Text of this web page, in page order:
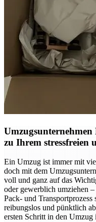
zu Ihrem stressfreien
Ein Umzug ist immer mit
doch mit dem
voll und ganz auf das
oder gewerblich umziehen
Pack- und
reibungslos und pünktlich
ersten Schritt in den